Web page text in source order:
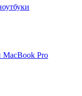
MacBook Pro